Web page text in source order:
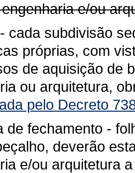
e/ou
cada subdivisão
próprias, com
de aquisição de
ou arquitetura,
pelo Decreto
de fechamento -
deverão
e/ou arquitetura